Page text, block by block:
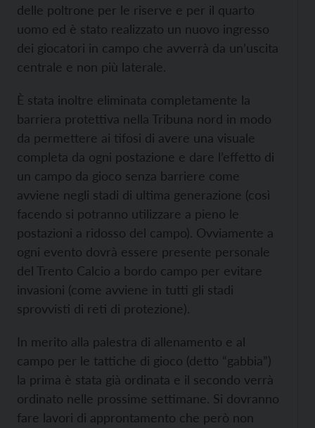
delle poltrone per le riserve e per il quarto
uomo ed è stato realizzato un nuovo ingresso
dei giocatori in campo che avverrà da un’uscita
centrale e non più laterale.
È stata inoltre eliminata completamente la
barriera protettiva nella Tribuna nord in modo
da permettere ai tifosi di avere una visuale
completa da ogni postazione e dare l’effetto di
un campo da gioco senza barriere come
avviene negli stadi di ultima generazione (così
facendo si potranno utilizzare a pieno le
postazioni a ridosso del campo). Ovviamente a
ogni evento dovrà essere presente personale
del Trento Calcio a bordo campo per evitare
invasioni (come avviene in tutti gli stadi
sprovvisti di reti di protezione).
In merito alla palestra di allenamento e al
campo per le tattiche di gioco (detto “gabbia”)
la prima è stata già ordinata e il secondo verrà
ordinato nelle prossime settimane. Si dovranno
fare lavori di approntamento che però non